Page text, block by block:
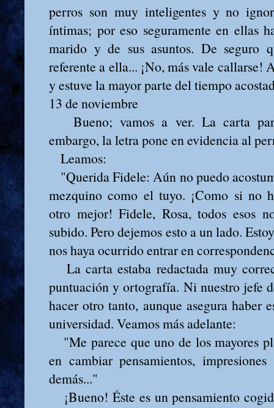
perros son muy inteligentes y no
íntimas; por eso seguramente en ellas
marido y de sus asuntos. De seguro
referente a ella... ¡No, más vale callarse!
y estuve la mayor parte del tiempo
13 de noviembre
Bueno; vamos a ver. La carta
embargo, la letra pone en evidencia al
Leamos:
"Querida Fidele: Aún no puedo
mezquino como el tuyo. ¡Como si no
otro mejor! Fidele, Rosa, todos esos
subido. Pero dejemos esto a un lado.
nos haya ocurrido entrar en
La carta estaba redactada muy
puntuación y ortografía. Ni nuestro jefe
hacer otro tanto, aunque asegura haber
universidad. Veamos más adelante:
"Me parece que uno de los mayores
en cambiar pensamientos,
demás..."
¡Bueno! Éste es un pensamiento